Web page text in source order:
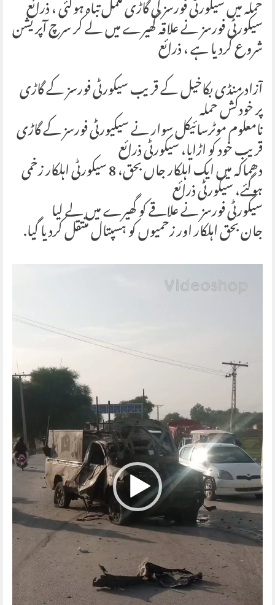
حملہ میں سیکورٹی فورسز کی گاڑی مکمل تباہ ہوگئی ، ذرائع
سیکورٹی فورسز نے علاقہ گھیرے میں لے کر سرچ آپریشن
شروع کردیا ہے ، ذرائع
آزاد منڈی بکاخیل کے قریب سیکورٹی فورسز کے گاڑی
پر خودکش حملہ
نامعلوم موٹرسائیکل سوار نے سیکیورٹی فورسز کے گاڑی
قریب خود کو اڑایا، سیکورٹی ذرائع دھماکہ میں ایک اہلکار جاں بحق، 8 سیکورٹی اہلکار زخمی ہوگئے، سیکورٹی ذرائع
سیکورٹی فورسز نے علاقے کو گھیرے میں لے لیا
جان بحق اہلکار اور زحمیوں کو ہسپتال منتقل کردیا گیا.
Video